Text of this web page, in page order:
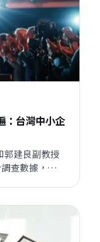
：台灣中小企
郭建良副教授
查數據，把